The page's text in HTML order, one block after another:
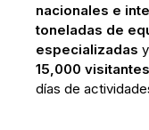
nacionales e
toneladas de
especializadas
15,000
días de